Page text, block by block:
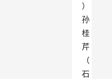
）
孙
桂
芹
（
石